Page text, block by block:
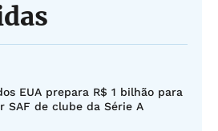
EUA prepara R$ 1 bilhão para
SAF de clube da Série A